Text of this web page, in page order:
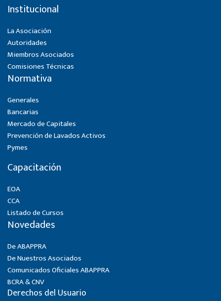
Institucional
La Asociación
Autoridades
Miembros Asociados
Comisiones Técnicas
Normativa
Generales
Bancarias
Mercado de Capitales
Prevención de Lavados Activos
Pymes
Capacitación
EOA
CCA
Listado de Cursos
Novedades
De ABAPPRA
De Nuestros Asociados
Comunicados Oficiales ABAPPRA
BCRA & CNV
Derechos del Usuario